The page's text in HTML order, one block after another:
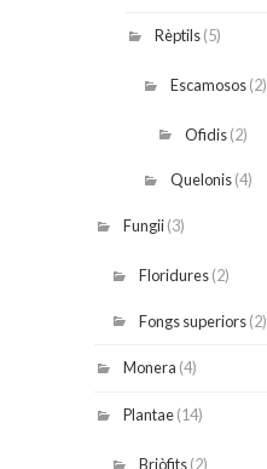
Rèptils(5)
Escamosos(2)
Ofidis(2)
Quelonis(4)
Fungii(3)
Floridures(2)
Fongs superiors(2)
Monera (4)
Plantae(14)
Briòfits(2)